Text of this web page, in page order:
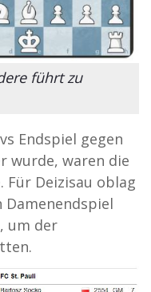
führt zu
Endspiel gegen
wurde, waren die
Für Deizisau oblag
Damenendspiel
um der